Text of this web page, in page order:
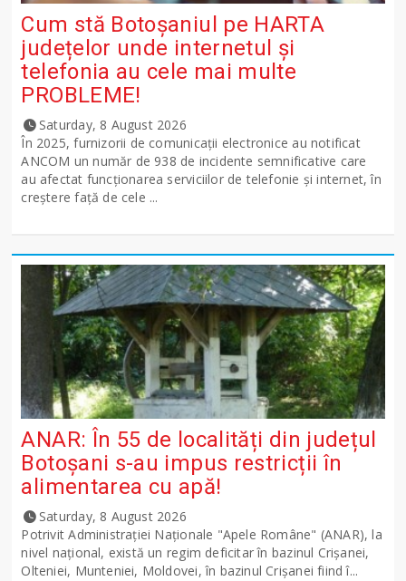
Cum stă Botoșaniul pe HARTA
județelor unde internetul și
telefonia au cele mai multe
PROBLEME!
Saturday, 8 August 2026
În 2025, furnizorii de comunicații electronice au notificat
ANCOM un număr de 938 de incidente semnificative care
au afectat funcționarea serviciilor de telefonie și internet, în
creștere față de cele ...
ANAR: În 55 de localități din județul
Botoșani s-au impus restricții în
alimentarea cu apă!
Saturday, 8 August 2026
Potrivit Administraţiei Naţionale "Apele Române" (ANAR), la
nivel naţional, există un regim deficitar în bazinul Crişanei,
Olteniei, Munteniei, Moldovei, în bazinul Crişanei fiind î...